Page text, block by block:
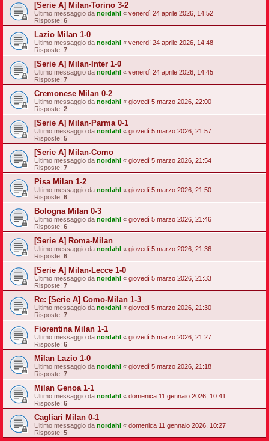
[Serie A] Milan-Torino 3-2
Ultimo messaggio da nordahl « venerdì 24 aprile 2026, 14:52
Risposte: 6
Lazio Milan 1-0
Ultimo messaggio da nordahl « venerdì 24 aprile 2026, 14:48
Risposte: 7
[Serie A] Milan-Inter 1-0
Ultimo messaggio da nordahl « venerdì 24 aprile 2026, 14:45
Risposte: 7
Cremonese Milan 0-2
Ultimo messaggio da nordahl « giovedì 5 marzo 2026, 22:00
Risposte: 2
[Serie A] Milan-Parma 0-1
Ultimo messaggio da nordahl « giovedì 5 marzo 2026, 21:57
Risposte: 5
[Serie A] Milan-Como
Ultimo messaggio da nordahl « giovedì 5 marzo 2026, 21:54
Risposte: 7
Pisa Milan 1-2
Ultimo messaggio da nordahl « giovedì 5 marzo 2026, 21:50
Risposte: 6
Bologna Milan 0-3
Ultimo messaggio da nordahl « giovedì 5 marzo 2026, 21:46
Risposte: 6
[Serie A] Roma-Milan
Ultimo messaggio da nordahl « giovedì 5 marzo 2026, 21:36
Risposte: 6
[Serie A] Milan-Lecce 1-0
Ultimo messaggio da nordahl « giovedì 5 marzo 2026, 21:33
Risposte: 7
Re: [Serie A] Como-Milan 1-3
Ultimo messaggio da nordahl « giovedì 5 marzo 2026, 21:30
Risposte: 7
Fiorentina Milan 1-1
Ultimo messaggio da nordahl « giovedì 5 marzo 2026, 21:27
Risposte: 6
Milan Lazio 1-0
Ultimo messaggio da nordahl « giovedì 5 marzo 2026, 21:18
Risposte: 7
Milan Genoa 1-1
Ultimo messaggio da nordahl « domenica 11 gennaio 2026, 10:41
Risposte: 6
Cagliari Milan 0-1
Ultimo messaggio da nordahl « domenica 11 gennaio 2026, 10:27
Risposte: 5